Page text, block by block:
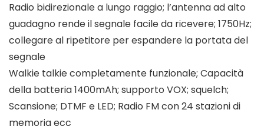
Radio bidirezionale a lungo raggio; l’antenna ad alto
guadagno rende il segnale facile da ricevere; 1750Hz;
collegare al ripetitore per espandere la portata del
segnale
Walkie talkie completamente funzionale; Capacità
della batteria 1400mAh; supporto VOX; squelch;
Scansione; DTMF e LED; Radio FM con 24 stazioni di
memoria ecc